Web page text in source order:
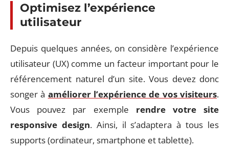
Optimisez l’expérience
utilisateur
Depuis quelques années, on considère l’expérience
utilisateur (UX) comme un facteur important pour le
référencement naturel d’un site. Vous devez donc
songer à améliorer l’expérience de vos visiteurs.
Vous pouvez par exemple rendre votre site
responsive design. Ainsi, il s’adaptera à tous les
supports (ordinateur, smartphone et tablette).